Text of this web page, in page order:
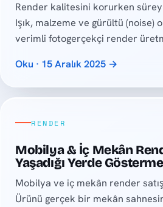
Render kalitesini korurken süreyi
Işık, malzeme ve gürültü (noise)
verimli fotogerçekçi render
Oku · 15 Aralık 2025 →
RENDER
Mobilya & İç Mekân
Yaşadığı Yerde
Mobilya ve iç mekân render
Ürünü gerçek bir mekân